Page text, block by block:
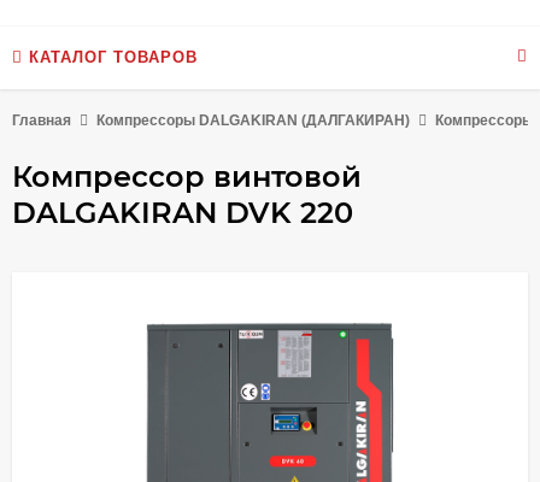
КАТАЛОГ ТОВАРОВ
Главная Компрессоры DALGAKIRAN (ДАЛГАКИРАН) Компрессоры
Компрессор винтовой
DALGAKIRAN DVK 220